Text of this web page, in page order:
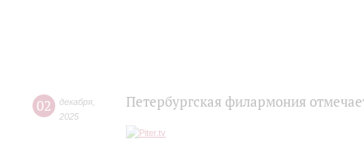
02 декабря
2025
Петербургская филармония